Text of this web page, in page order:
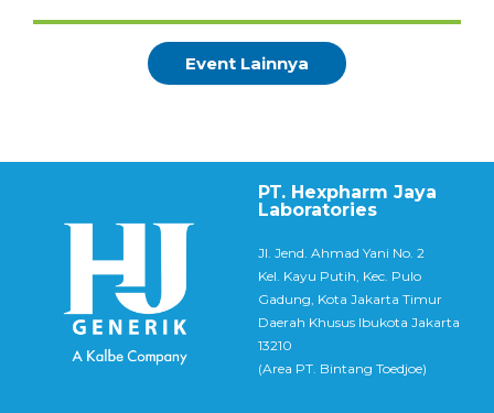
Event Lainnya
PT. Hexpharm Jaya
Laboratories
Jl. Jend. Ahmad Yani No. 2
Kel. Kayu Putih, Kec. Pulo
Gadung, Kota Jakarta Timur
Daerah Khusus Ibukota Jakarta
13210
(Area PT. Bintang Toedjoe)